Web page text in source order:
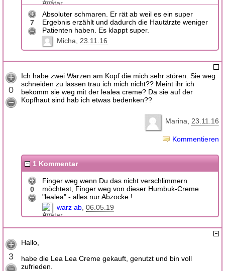
7
Absoluter schmaren. Er rät ab weil es ein super
Ergebnis erzählt und dadurch die Hautärzte weniger
Patienten haben. Es klappt super.
Micha
23.11.16
0
Ich habe zwei Warzen am Kopf die mich sehr stören. Sie weg
schneiden zu lassen trau ich mich nicht?? Meint ihr ich
bekomm sie weg mit der lealea creme? Da sie auf der
Kopfhaut sind hab ich etwas bedenken??
Marina 23.11.16
Kommentieren
1 Kommentar
0
Finger weg wenn Du das nicht verschlimmern
möchtest, Finger weg von dieser Humbuk-Creme
"lealea" - alles nur Abzocke !
warz ab 06.05.19
3
Hallo,
habe die Lea Lea Creme gekauft, genutzt und bin voll
zufrieden.